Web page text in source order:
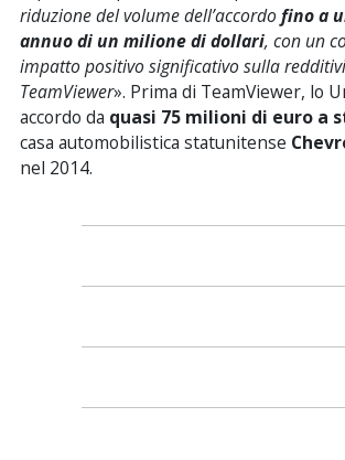
riduzione del volume dell’accordo fino a
annuo di un milione di dollari, con un
impatto positivo significativo sulla
TeamViewer». Prima di TeamViewer, lo
accordo da quasi 75 milioni di euro a
casa automobilistica statunitense
nel 2014.